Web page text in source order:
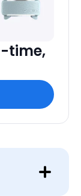
time,